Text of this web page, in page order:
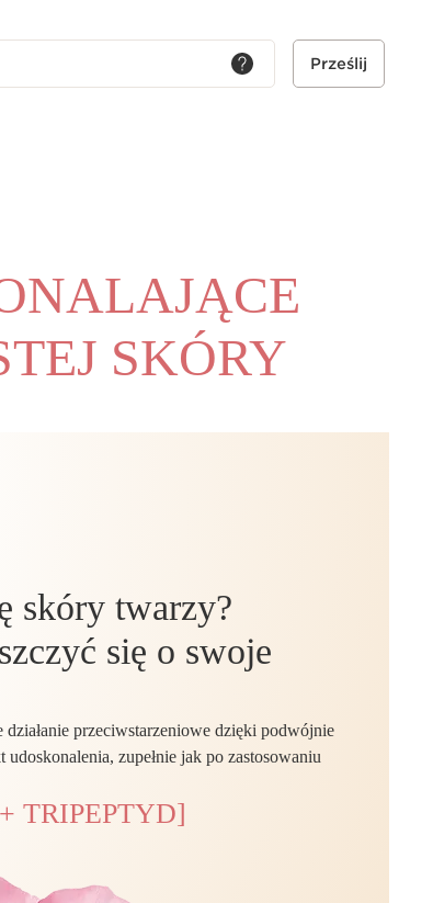
kolagenu*.
Prześlij
SKÓRY
skóry twarzy?
się o swoje
przeciwstarzeniowe dzięki podwójnie
zupełnie jak po zastosowaniu
TRIPEPTYD]